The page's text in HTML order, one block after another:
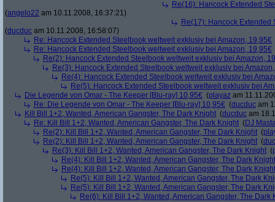
Re(16): Hancock Extended
(angelo22 am 10.11.2008, 16:37:21)
Re(17): Hancock
(ducduc am 10.11.2008, 16:58:07)
Re: Hancock Extended Steelbook weltweit exklusiv bei Amazon, 19,95€
Re: Hancock Extended Steelbook weltweit exklusiv bei Amazon, 19,95€
Re(2): Hancock Extended Steelbook weltweit exklusiv bei Amazon,
Re(3): Hancock Extended Steelbook weltweit exklusiv bei
Re(4): Hancock Extended Steelbook weltweit exklusiv bei
Re(5): Hancock Extended Steelbook weltweit exklusiv bei
Die Legende von Omar - The Keeper [Blu-ray] 10,95€ (playaz am
Re: Die Legende von Omar - The Keeper [Blu-ray] 10,95€ (ducduc am
Kill Bill 1+2, Wanted, American Gangster, The Dark Knight (ducduc am
Re: Kill Bill 1+2, Wanted, American Gangster, The Dark Knight (DJ
Re(2): Kill Bill 1+2, Wanted, American Gangster, The Dark Knight (
Re(2): Kill Bill 1+2, Wanted, American Gangster, The Dark Knight (
Re(3): Kill Bill 1+2, Wanted, American Gangster, The Dark Knight (
Re(4): Kill Bill 1+2, Wanted, American Gangster, The Dark Knight
Re(4): Kill Bill 1+2, Wanted, American Gangster, The Dark Knight
Re(5): Kill Bill 1+2, Wanted, American Gangster, The Dark
Re(5): Kill Bill 1+2, Wanted, American Gangster, The Dark
Re(6): Kill Bill 1+2, Wanted, American Gangster, The Dark